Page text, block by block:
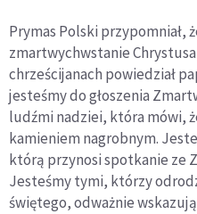
Prymas Polski przypomniał,
zmartwychwstanie
chrześcijanach powiedział
jesteśmy do głoszenia
ludźmi nadziei, która mówi,
kamieniem nagrobnym.
którą przynosi spotkanie ze
Jesteśmy tymi, którzy
świętego, odważnie